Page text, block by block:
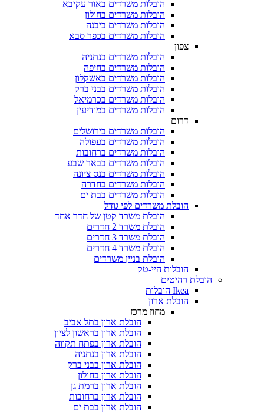
הובלות משרדים באור עקיבא
הובלות משרדים בחולון
הובלות משרדים ביבנה
הובלות משרדים בכפר סבא
צפון
הובלות משרדים בנתניה
הובלות משרדים בחיפה
הובלות משרדים באשקלון
הובלות משרדים בבני ברק
הובלות משרדים בכרמיאל
הובלות משרדים במודיעין
דרום
הובלות משרדים בירושלים
הובלות משרדים בעפולה
הובלות משרדים ברחובות
הובלות משרדים בבאר שבע
הובלות משרדים בנס ציונה
הובלות משרדים בחדרה
הובלות משרדים בבת ים
הובלת משרדים לפי גודל
הובלת משרד קטן של חדר אחד
הובלת משרד 2 חדרים
הובלת משרד 3 חדרים
הובלת משרד 4 חדרים
הובלת בניין משרדים
הובלות היי-טק
הובלת רהיטים
Ikea הובלות
הובלת ארון
מחוז מרכז
הובלת ארון בתל אביב
הובלת ארון בראשון לציון
הובלת ארון בפתח תקווה
הובלת ארון בנתניה
הובלת ארון בבני ברק
הובלת ארון בחולון
הובלת ארון ברמת גן
הובלת ארון ברחובות
הובלת ארון בבת ים